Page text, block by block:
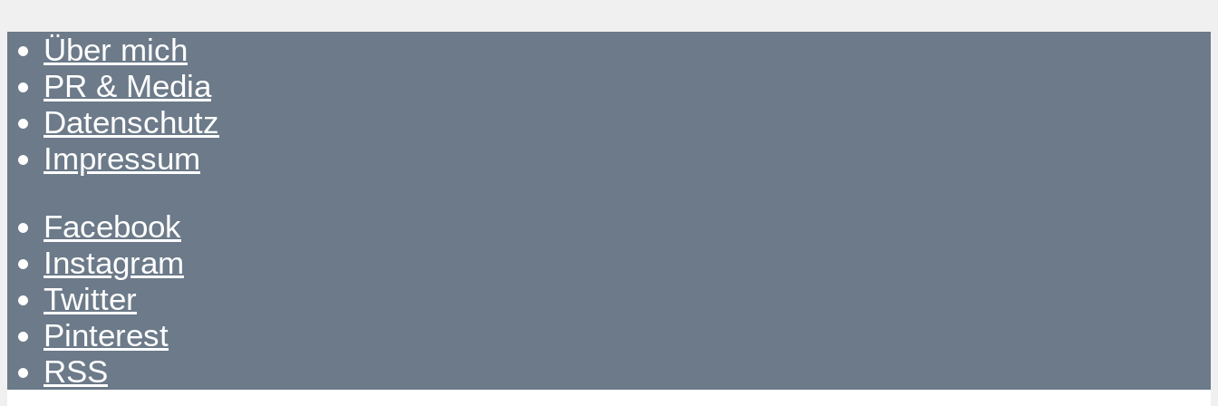
Über mich
PR & Media
Datenschutz
Impressum
Facebook
Instagram
Twitter
Pinterest
RSS